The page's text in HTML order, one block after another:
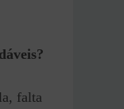
?
falta